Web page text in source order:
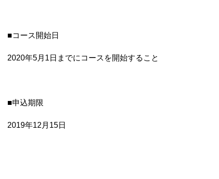
■コース開始日
2020年5月1日までにコースを開始すること
■申込期限
2019年12月15日